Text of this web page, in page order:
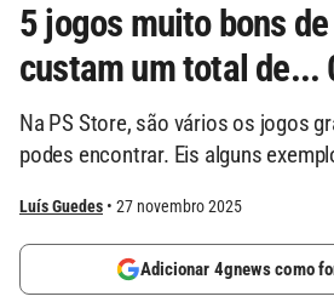
5 jogos muito bons
custam um total de...
Na PS Store, são vários os jogos
podes encontrar. Eis alguns
Luís Guedes 27 novembro 2025
Adicionar 4gnews como